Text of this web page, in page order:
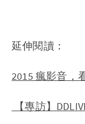
延伸閱讀：
2015 瘋影音，
【專訪】